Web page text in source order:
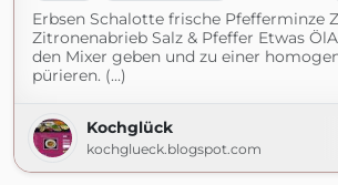
Erbsen Schalotte frische Pfefferminze
Zitronenabrieb Salz & Pfeffer Etwas
den Mixer geben und zu einer
pürieren. (...)
Kochglück
kochglueck.blogspot.com